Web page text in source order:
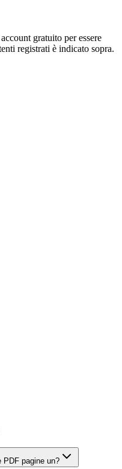
gratuito per essere
registrati è indicato sopra.
PDF pagine un?